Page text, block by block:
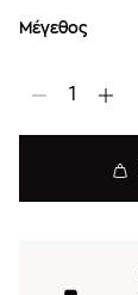
Μέγεθος
1